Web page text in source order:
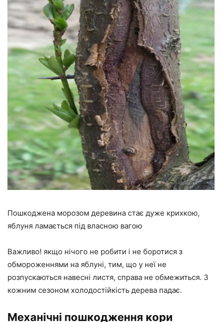
Пошкоджена морозом деревина стає дуже крихкою,
яблуня ламається під власною вагою
Важливо! якщо нічого не робити і не боротися з
обмороженнями на яблуні, тим, що у неї не
розпускаються навесні листя, справа не обмежиться. З
кожним сезоном холодостійкість дерева падає.
Механічні пошкодження кори